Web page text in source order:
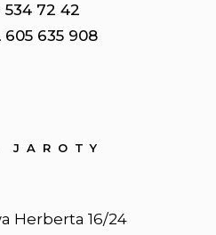
534 72 42
605 635 908
JAROTY
Herberta 16/24